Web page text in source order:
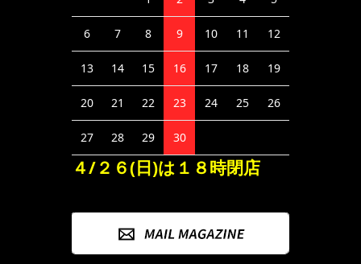
6 7 8 9 10 11 12
13 14 15 16 17 18 19
20 21 22 23 24 25 26
27 28 29 30
４/２６(日)は１８時閉店